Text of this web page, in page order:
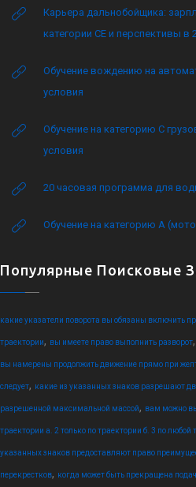
Карьера дальнобойщика:
категории CE и перспективы в
Обучение вождению на
условия
Обучение на категорию C
условия
20 часовая программа для
Обучение на категорию А
Популярные Поисковые
какие указатели поворота вы обязаны включить
траектории, вы имеете право выполнить разворот,
вы намерены продолжить движение прямо при
следует, какие из указанных знаков разрешают
разрешенной максимальной массой, вам можно
траектории а. 2 только по траектории б. 3 по любой
указанных знаков предоставляют право
перекрестков, когда может быть прекращена